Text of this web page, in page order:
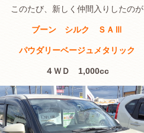
このたび、新しく仲間入りしたのが
ブーン シルク ＳＡⅢ
パウダリーベージュメタリック
４ＷＤ 1,000cc